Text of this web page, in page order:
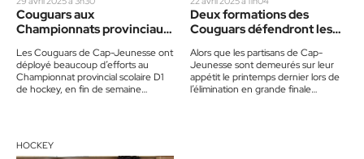
Couguars aux
Championnats provinciaux:
s’en vont !
Les Couguars de Cap-Jeunesse ont
déployé beaucoup d’efforts au
Championnat provincial scolaire D1
de hockey, en fin de semaine
Deux formations des
Couguars défendront les
Alors que les partisans de Cap-
Jeunesse sont demeurés sur leur
appétit le printemps dernier lors de
l’élimination en grande finale
HOCKEY